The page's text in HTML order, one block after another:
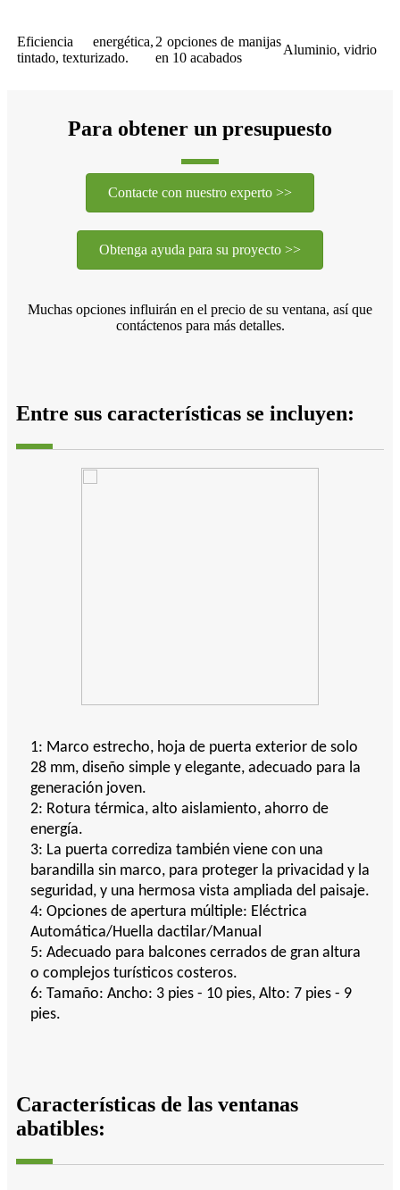
Eficiencia energética,
tintado, texturizado.
2 opciones de manijas
en 10 acabados
Aluminio, vidrio
Para obtener un presupuesto
Contacte con nuestro experto >>
Obtenga ayuda para su proyecto >>
Muchas opciones influirán en el precio de su ventana, así que
contáctenos para más detalles.
Entre sus características se incluyen:
1: Marco estrecho, hoja de puerta exterior de solo
28 mm, diseño simple y elegante, adecuado para la
generación joven.
2: Rotura térmica, alto aislamiento, ahorro de
energía.
3: La puerta corrediza también viene con una
barandilla sin marco, para proteger la privacidad y la
seguridad, y una hermosa vista ampliada del paisaje.
4: Opciones de apertura múltiple: Eléctrica
Automática/Huella dactilar/Manual
5: Adecuado para balcones cerrados de gran altura
o complejos turísticos costeros.
6: Tamaño: Ancho: 3 pies - 10 pies, Alto: 7 pies - 9
pies.
Características de las ventanas
abatibles: